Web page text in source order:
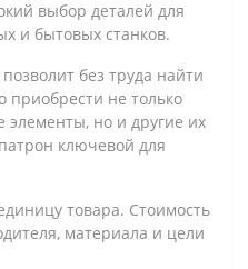
выбор деталей для
и бытовых станков.
без труда найти
приобрести не только
но и другие их
ключевой для
товара. Стоимость
материала и цели